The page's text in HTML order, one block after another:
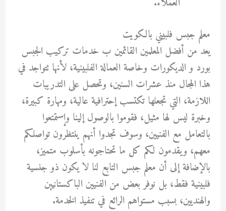
معلم جبس فلبيني بالكويت
يعد من أفضل المعلمين القائمين ب خدمات تركيب الجبس
بورد و الديكورات وخاصة العمالة الفلبينية، لأنها تتواجد في
هذا المجال منذ عشرات السنين، وتحصل على التدريبات
اللازمة، التي تجعلها تكتسب إحترافية عالية، ومهارة كبيرة،
وخبرة ليس لها مثيل، فقوموا بالوصول إلينا وإستمتعوا
بالتعامل مع الفنيين، وسوف تجدوا أنهم ينتظرون تواصلكم
معهم، ويقدمون لكم كل ما تحتاجونه بأسلوب متميز،
بالإضافة إلى أن معلم جبس التابع لنا لا يكون ذو جنسية
فلبينية فقط، بل نوفر بعض من الفنيين الباكستانيين
والهنديين، بسبب مستواهم الرائع في تنفيذ الخدمة.